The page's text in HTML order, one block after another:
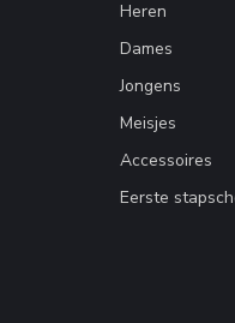
Heren
Dames
Jongens
Meisjes
Accessoires
Eerste